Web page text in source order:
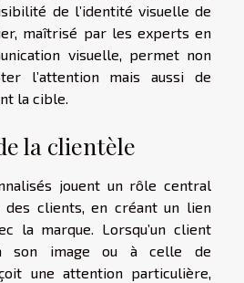
de l’identité visuelle de
maîtrisé par les experts en
visuelle, permet non
l’attention mais aussi de
la cible.
la clientèle
jouent un rôle central
des clients, en créant un lien
la marque. Lorsqu’un client
son image ou à celle de
une attention particulière,